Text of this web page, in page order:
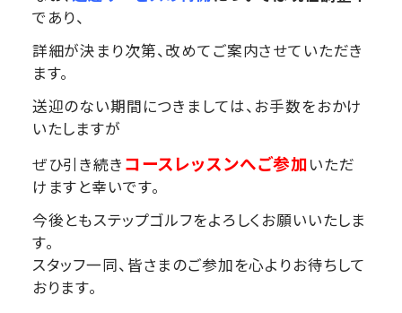
であり、
詳細が決まり次第、改めてご案内させていただき
ます。
送迎のない期間につきましては、お手数をおかけ
いたしますが
ぜひ引き続き コースレッスンへご参加いただ
けますと幸いです。
今後ともステップゴルフをよろしくお願いいたしま
す。
スタッフ一同、皆さまのご参加を心よりお待ちして
おります。